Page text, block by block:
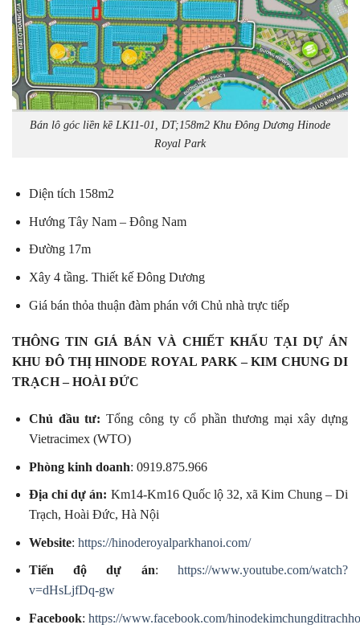
Bán lô góc liền kề LK11-01, DT;158m2 Khu Đông Dương Hinode
Royal Park
Diện tích 158m2
Hướng Tây Nam – Đông Nam
Đường 17m
Xây 4 tầng. Thiết kế Đông Dương
Giá bán thỏa thuận đàm phán với Chủ nhà trực tiếp
THÔNG TIN GIÁ BÁN VÀ CHIẾT KHẤU TẠI DỰ ÁN
KHU ĐÔ THỊ HINODE ROYAL PARK – KIM CHUNG DI
TRẠCH – HOÀI ĐỨC
Chủ đầu tư: Tổng công ty cổ phần thương mại xây dựng
Vietracimex (WTO)
Phòng kinh doanh: 0919.875.966
Địa chỉ dự án: Km14-Km16 Quốc lộ 32, xã Kim Chung – Di
Trạch, Hoài Đức, Hà Nội
Website: https://hinoderoyalparkhanoi.com/
Tiến độ dự án:https://www.youtube.com/watch?
v=dHsLjfDq-gw
Facebook: https://www.facebook.com/